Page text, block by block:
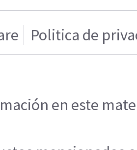
Politica de
en este